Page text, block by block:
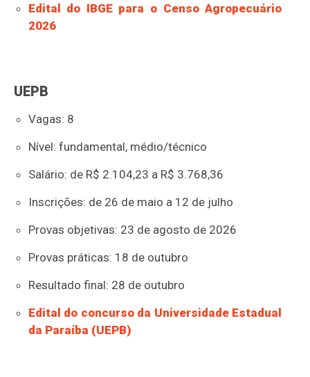
Edital do IBGE para o Censo Agropecuário
2026
UEPB
Vagas: 8
Nível: fundamental, médio/técnico
Salário: de R$ 2.104,23 a R$ 3.768,36
Inscrições: de 26 de maio a 12 de julho
Provas objetivas: 23 de agosto de 2026
Provas práticas: 18 de outubro
Resultado final: 28 de outubro
Edital do concurso da Universidade Estadual
da Paraíba (UEPB)